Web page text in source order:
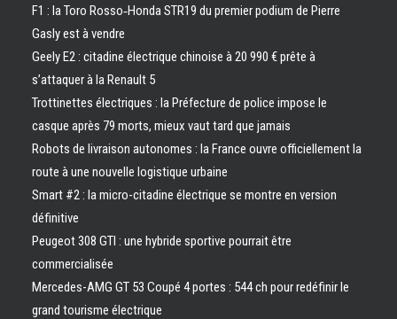
F1 : la Toro Rosso‑Honda STR19 du premier podium de Pierre
Gasly est à vendre
Geely E2 : citadine électrique chinoise à 20 990 € prête à
s’attaquer à la Renault 5
Trottinettes électriques : la Préfecture de police impose le
casque après 79 morts, mieux vaut tard que jamais
Robots de livraison autonomes : la France ouvre officiellement la
route à une nouvelle logistique urbaine
Smart #2 : la micro-citadine électrique se montre en version
définitive
Peugeot 308 GTI : une hybride sportive pourrait être
commercialisée
Mercedes-AMG GT 53 Coupé 4 portes : 544 ch pour redéfinir le
grand tourisme électrique